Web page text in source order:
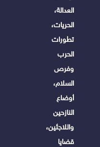
العدالة،
الحريات،
تطورات
الحرب
وفرص
السلام،
أوضاع
النازحين
واللاجئين،
قضايا